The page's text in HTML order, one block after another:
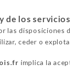
de los
disposiciones
ceder o
implica la